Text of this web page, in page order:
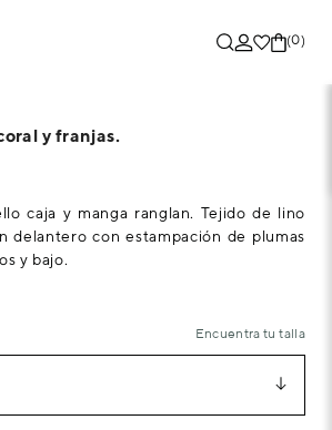
(0)
y franjas.
caja y manga ranglan. Tejido de lino
delantero con estampación de plumas
y bajo.
Encuentra tu talla